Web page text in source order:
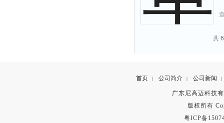
共
首页 | 公司简介 | 公司新闻 |
广东尼高迈科技
版权所有
粤ICP备